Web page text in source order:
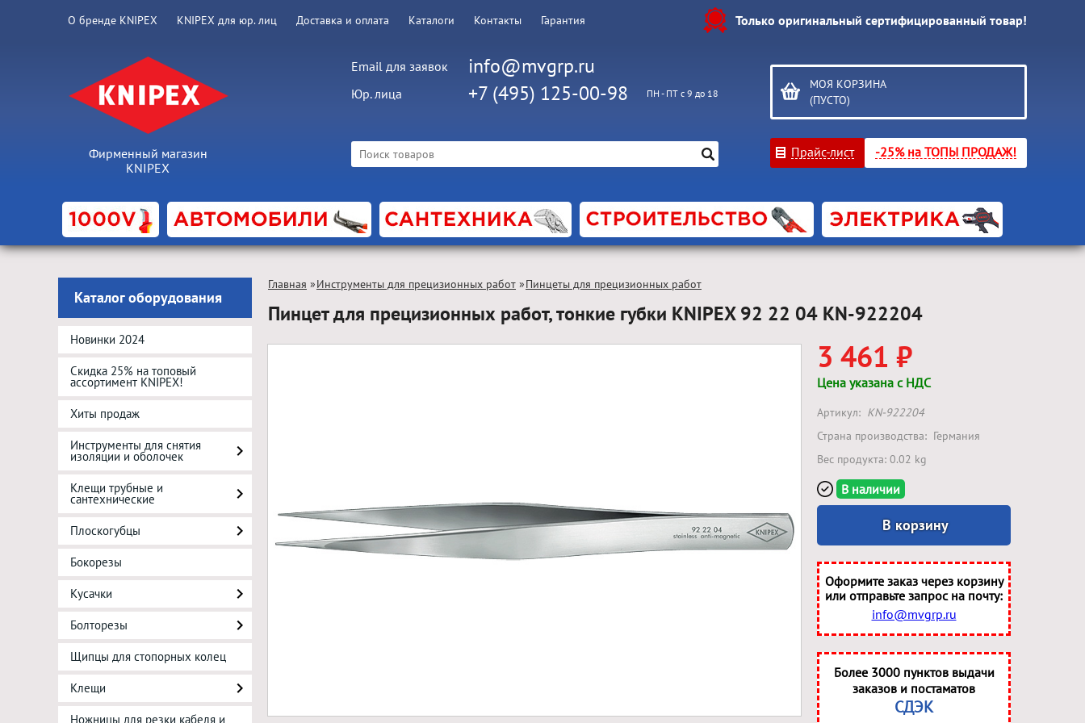
О бренде KNIPEX KNIPEX для юр. лиц Доставка и оплата Каталоги Контакты Гарантия Только оригинальный сертифицированный товар!
Фирменный магазин
KNIPEX
Email для заявок info@mvgrp.ru
Юр. лица +7 (495) 125-00-98 ПН - ПТ с 9 до 18
МОЯ КОРЗИНА
(ПУСТО)
Прайс-лист -25% на ТОПЫ ПРОДАЖ!
Каталог оборудования
Новинки 2024
Скидка 25% на топовый
ассортимент KNIPEX!
Хиты продаж
Инструменты для снятия
изоляции и оболочек
Клещи трубные и
сантехнические
Плоскогубцы
Бокорезы
Кусачки
Болторезы
Щипцы для стопорных колец
Клещи
Ножницы для резки кабеля и
Главная »Инструменты для прецизионных работ »Пинцеты для прецизионных работ
Пинцет для прецизионных работ, тонкие губки KNIPEX 92 22 04 KN-922204
3 461 ₽
Цена указана с НДС
Артикул: KN-922204
Страна производства: Германия
Вес продукта: 0.02 kg
В наличии
В корзину
Оформите заказ через корзину
или отправьте запрос на почту:
info@mvgrp.ru
Более 3000 пунктов выдачи
заказов и постаматов
СДЭК